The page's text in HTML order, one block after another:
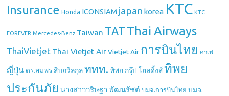
Insurance Honda ICONSIAM japan korea KTC KTC
FOREVER Mercedes-Benz Taiwan TAT Thai Airways
ThaiVietjet Thai Vietjet Air Vietjet Air การบินไทย คาเฟ่
ญี่ปุ่น ดร.สมพร สืบถวิลกุล ททท. ทิพย กรุ๊ป โฮลดิ้งส์ ทิพย
ประกันภัย นางสาววริษฐา พัฒนรัชต์ บมจ.การบินไทย บมจ.